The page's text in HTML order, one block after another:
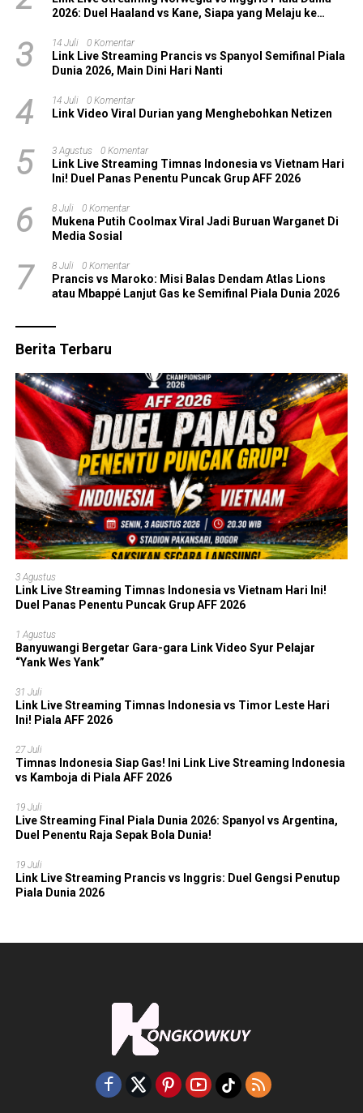
2026: Duel Haaland vs Kane, Siapa yang Melaju ke
3 14 Juli 0 Komentar
Link Live Streaming Prancis vs Spanyol Semifinal Piala
Dunia 2026, Main Dini Hari Nanti
4 14 Juli 0 Komentar
Link Video Viral Durian yang Menghebohkan Netizen
5 3 Agustus 0 Komentar
Link Live Streaming Timnas Indonesia vs Vietnam Hari
Ini! Duel Panas Penentu Puncak Grup AFF 2026
6 8 Juli 0 Komentar
Mukena Putih Coolmax Viral Jadi Buruan Warganet Di
Media Sosial
7 8 Juli 0 Komentar
Prancis vs Maroko: Misi Balas Dendam Atlas Lions
atau Mbappé Lanjut Gas ke Semifinal Piala Dunia 2026
Berita Terbaru
3 Agustus
Link Live Streaming Timnas Indonesia vs Vietnam Hari Ini!
Duel Panas Penentu Puncak Grup AFF 2026
1 Agustus
Banyuwangi Bergetar Gara-gara Link Video Syur Pelajar
“Yank Wes Yank”
31 Juli
Link Live Streaming Timnas Indonesia vs Timor Leste Hari
Ini! Piala AFF 2026
27 Juli
Timnas Indonesia Siap Gas! Ini Link Live Streaming Indonesia
vs Kamboja di Piala AFF 2026
19 Juli
Live Streaming Final Piala Dunia 2026: Spanyol vs Argentina,
Duel Penentu Raja Sepak Bola Dunia!
19 Juli
Link Live Streaming Prancis vs Inggris: Duel Gengsi Penutup
Piala Dunia 2026